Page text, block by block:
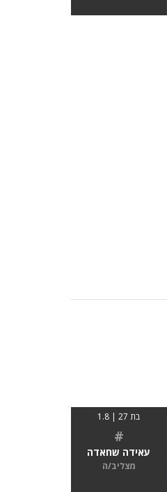
בת 27 | 1.8
#
עאידה שחאדה
מצליב/ה